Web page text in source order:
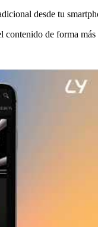
desde tu
de forma